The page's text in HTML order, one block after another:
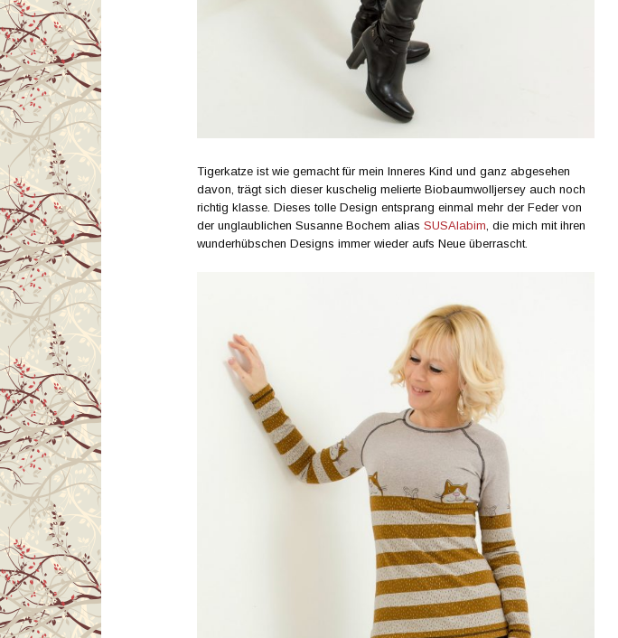
Tigerkatze ist wie gemacht für mein Inneres Kind und ganz abgesehen
davon, trägt sich dieser kuschelig melierte Biobaumwolljersey auch noch
richtig klasse. Dieses tolle Design entsprang einmal mehr der Feder von
der unglaublichen Susanne Bochem alias SUSAlabim, die mich mit ihren
wunderhübschen Designs immer wieder aufs Neue überrascht.